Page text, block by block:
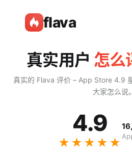
flava
真实用户 怎么
真实的 Flava 评价 – App Store 4.9
大家怎么说。
4.9
★★★★★